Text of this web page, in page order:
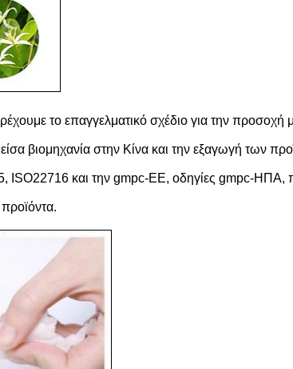
το επαγγελματικό σχέδιο για την προσοχή
βιομηχανία στην Κίνα και την εξαγωγή των
και την gmpc-ΕΕ, οδηγίες gmpc-ΗΠΑ,